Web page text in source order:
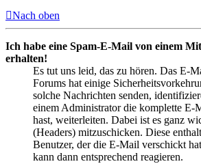
Nach oben
Ich habe eine Spam-E-Mail von einem
erhalten!
Es tut uns leid, das zu hören. Das E-
Forums hat einige
solche Nachrichten senden,
einem Administrator die komplette E-
hast, weiterleiten. Dabei ist es ganz
(Headers) mitzuschicken. Diese
Benutzer, der die E-Mail verschickt
kann dann entsprechend reagieren.